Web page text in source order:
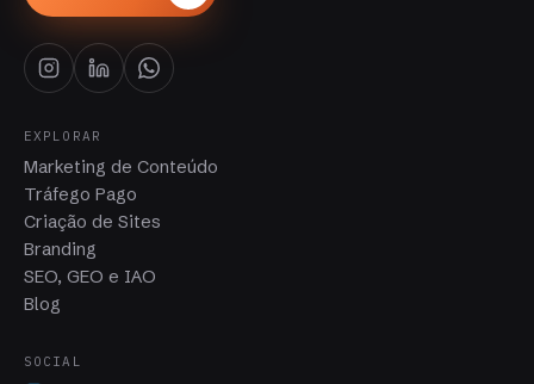
EXPLORAR
Marketing de Conteúdo
Tráfego Pago
Criação de Sites
Branding
SEO, GEO e IAO
Blog
SOCIAL